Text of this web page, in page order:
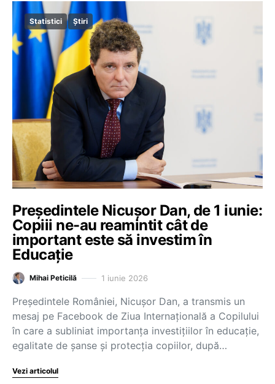
Statistici Știri
Președintele Nicușor Dan, de 1 iunie:
Copiii ne-au reamintit cât de
important este să investim în
Educație
Mihai Peticilă 1 iunie 2026
Președintele României, Nicușor Dan, a transmis un
mesaj pe Facebook de Ziua Internațională a Copilului
în care a subliniat importanța investițiilor în educație,
egalitate de șanse și protecția copiilor, după…
Vezi articolul